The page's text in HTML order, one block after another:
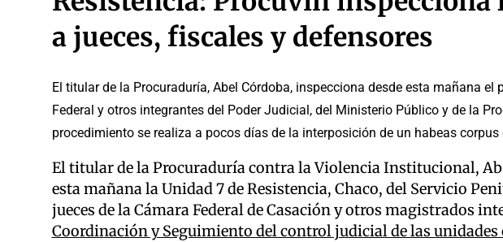
a jueces, fiscales y defensores
El titular de la Procuraduría, Abel Córdoba, inspecciona desde esta mañana el
Federal y otros integrantes del Poder Judicial, del Ministerio Público y de la
procedimiento se realiza a pocos días de la interposición de un habeas corpus
El titular de la Procuraduría contra la Violencia Institucional,
esta mañana la Unidad 7 de Resistencia, Chaco, del Servicio
jueces de la Cámara Federal de Casación y otros magistrados
Coordinación y Seguimiento del control judicial de las unidades